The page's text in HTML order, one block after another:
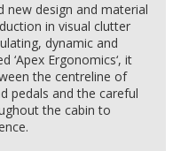
new design and material
in visual clutter
dynamic and
‘Apex Ergonomics‘, it
the centreline of
pedals and the careful
the cabin to